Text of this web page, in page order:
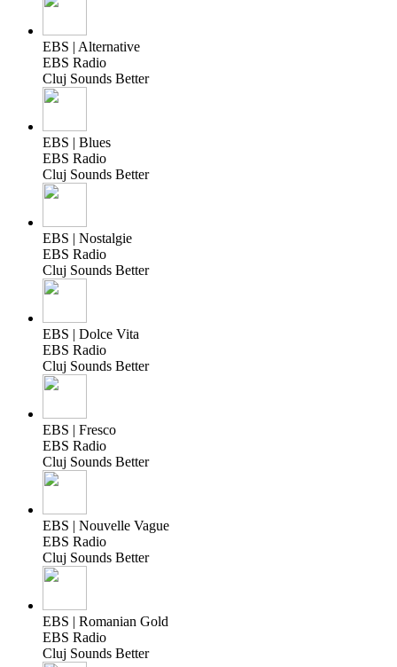
EBS | Alternative
EBS Radio
Cluj Sounds Better
EBS | Blues
EBS Radio
Cluj Sounds Better
EBS | Nostalgie
EBS Radio
Cluj Sounds Better
EBS | Dolce Vita
EBS Radio
Cluj Sounds Better
EBS | Fresco
EBS Radio
Cluj Sounds Better
EBS | Nouvelle Vague
EBS Radio
Cluj Sounds Better
EBS | Romanian Gold
EBS Radio
Cluj Sounds Better